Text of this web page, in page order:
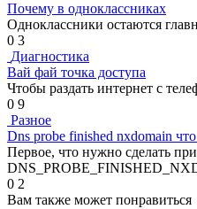
Почему в одноклассниках
Одноклассники остаются
0 3
Диагностика
Вай фай точка доступа
Чтобы раздать интернет с
0 9
Разное
Dns probe finished nxdomain что
Первое, что нужно сделать
0 2
Вам также может понравиться